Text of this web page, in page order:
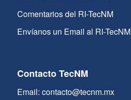
Comentarios del RI-TecNM
Envíanos un Email al RI-TecNM
Contacto TecNM
Email: contacto@tecnm.mx